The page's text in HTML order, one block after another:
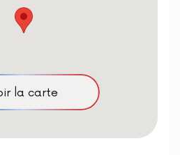
la carte